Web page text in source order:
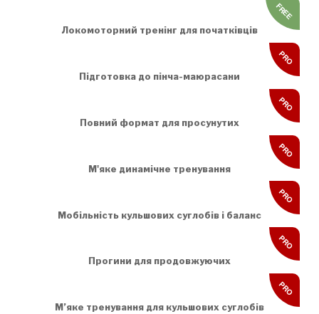
Локомоторний тренінг для початківців
FREE
Підготовка до пінча-маюрасани
PRO
Повний формат для просунутих
PRO
М'яке динамічне тренування
PRO
Мобільність кульшових суглобів і баланс
PRO
Прогини для продовжуючих
PRO
М’яке тренування для кульшових суглобів
PRO